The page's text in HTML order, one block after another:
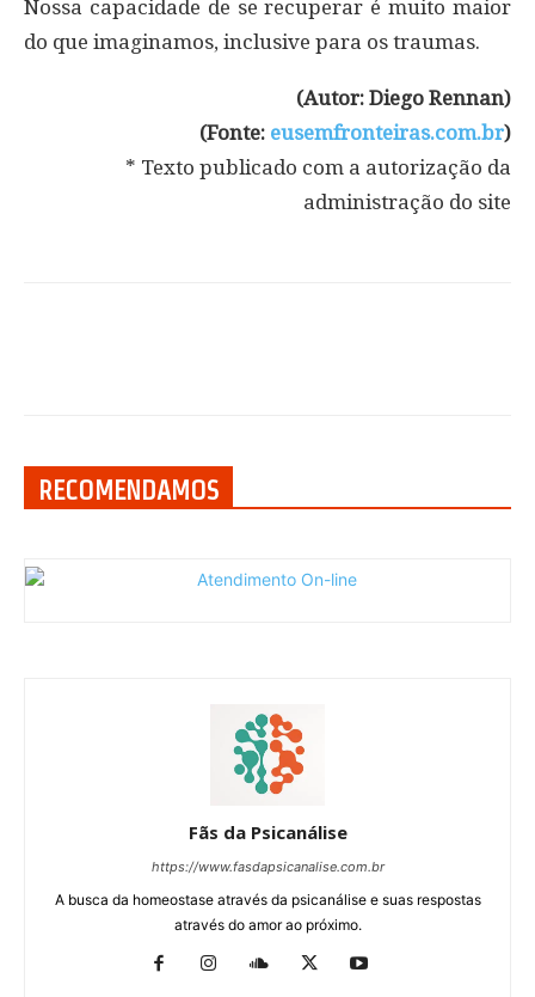
Nossa capacidade de se recuperar é muito maior
do que imaginamos, inclusive para os traumas.
(Autor: Diego Rennan)
(Fonte: eusemfronteiras.com.br)
* Texto publicado com a autorização da
administração do site
RECOMENDAMOS
Fãs da Psicanálise
https://www.fasdapsicanalise.com.br
A busca da homeostase através da psicanálise e suas respostas
através do amor ao próximo.